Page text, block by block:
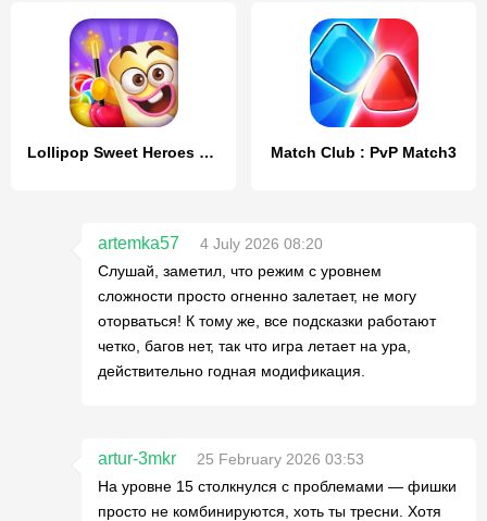
Lollipop Sweet Heroes Match3 Match Club : PvP Match3
artemka57
4 July 2026 08:20
Слушай, заметил, что режим с уровнем
сложности просто огненно залетает, не могу
оторваться! К тому же, все подсказки работают
четко, багов нет, так что игра летает на ура,
действительно годная модификация.
artur-3mkr
25 February 2026 03:53
На уровне 15 столкнулся с проблемами — фишки
просто не комбинируются, хоть ты тресни. Хотя